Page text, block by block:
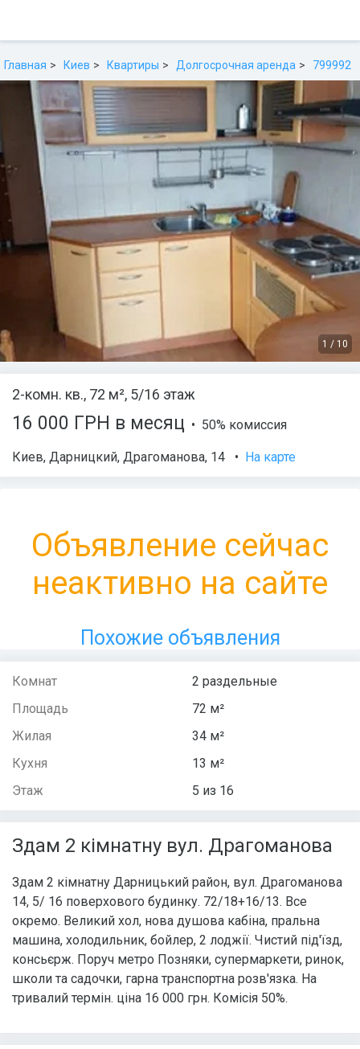
Главная Киев Квартиры Долгосрочная аренда 799992
1 / 10
2-комн. кв., 72 м², 5/16 этаж
16 000 ГРН в месяц • 50% комиссия
Киев, Дарницкий, Драгоманова, 14 • На карте
Объявление сейчас
неактивно на сайте
Похожие объявления
Комнат
2 раздельные
Площадь
72 м²
Жилая
34 м²
Кухня
13 м²
Этаж
5 из 16
Здам 2 кімнатну вул. Драгоманова
Здам 2 кімнатну Дарницький район, вул. Драгоманова
14, 5/ 16 поверхового будинку. 72/18+16/13. Все
окремо. Великий хол, нова душова кабіна, пральна
машина, холодильник, бойлер, 2 лоджії. Чистий під'їзд,
консьєрж. Поруч метро Позняки, супермаркети, ринок,
школи та садочки, гарна транспортна розв'язка. На
тривалий термін. ціна 16 000 грн. Комісія 50%.